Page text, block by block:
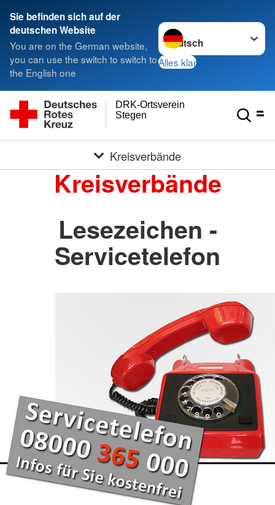
Sie befinden sich auf der
deutschen Website
You are on the German website,
you can use the switch to switch to
the English one
Sprache wechseln zu
Alles klar
Stegen
DRK-Ortsverein
Kreisverbände
Kreisverbände
Lesezeichen -
Servicetelefon